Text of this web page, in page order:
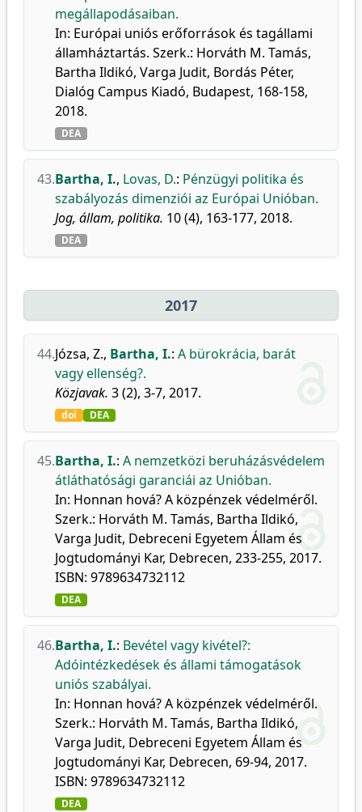
megállapodásaiban.
In: Európai uniós erőforrások és tagállami
államháztartás. Szerk.: Horváth M. Tamás,
Bartha Ildikó, Varga Judit, Bordás Péter,
Dialóg Campus Kiadó, Budapest, 168-158,
2018.
DEA
43.Bartha, I., Lovas, D.: Pénzügyi politika és
szabályozás dimenziói az Európai Unióban.
Jog, állam, politika. 10 (4), 163-177, 2018.
DEA
2017
44.Józsa, Z., Bartha, I.: A bürokrácia, barát
vagy ellenség?.
Közjavak. 3 (2), 3-7, 2017.
doi DEA
45.Bartha, I.: A nemzetközi beruházásvédelem
átláthatósági garanciái az Unióban.
In: Honnan hová? A közpénzek védelméről.
Szerk.: Horváth M. Tamás, Bartha Ildikó,
Varga Judit, Debreceni Egyetem Állam és
Jogtudományi Kar, Debrecen, 233-255, 2017.
ISBN: 9789634732112
DEA
46.Bartha, I.: Bevétel vagy kivétel?:
Adóintézkedések és állami támogatások
uniós szabályai.
In: Honnan hová? A közpénzek védelméről.
Szerk.: Horváth M. Tamás, Bartha Ildikó,
Varga Judit, Debreceni Egyetem Állam és
Jogtudományi Kar, Debrecen, 69-94, 2017.
ISBN: 9789634732112
DEA